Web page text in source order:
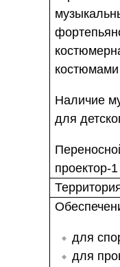
Наличие
для
проектор-1
для
для